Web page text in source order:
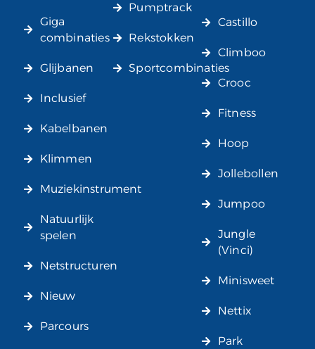
Giga
combinaties
Glijbanen
Inclusief
Kabelbanen
Klimmen
Muziekinstrument
Natuurlijk
spelen
Netstructuren
Nieuw
Parcours
Pumptrack
Rekstokken
Sportcombinaties
Castillo
Climboo
Crooc
Fitness
Hoop
Jollebollen
Jumpoo
Jungle
(Vinci)
Minisweet
Nettix
Park